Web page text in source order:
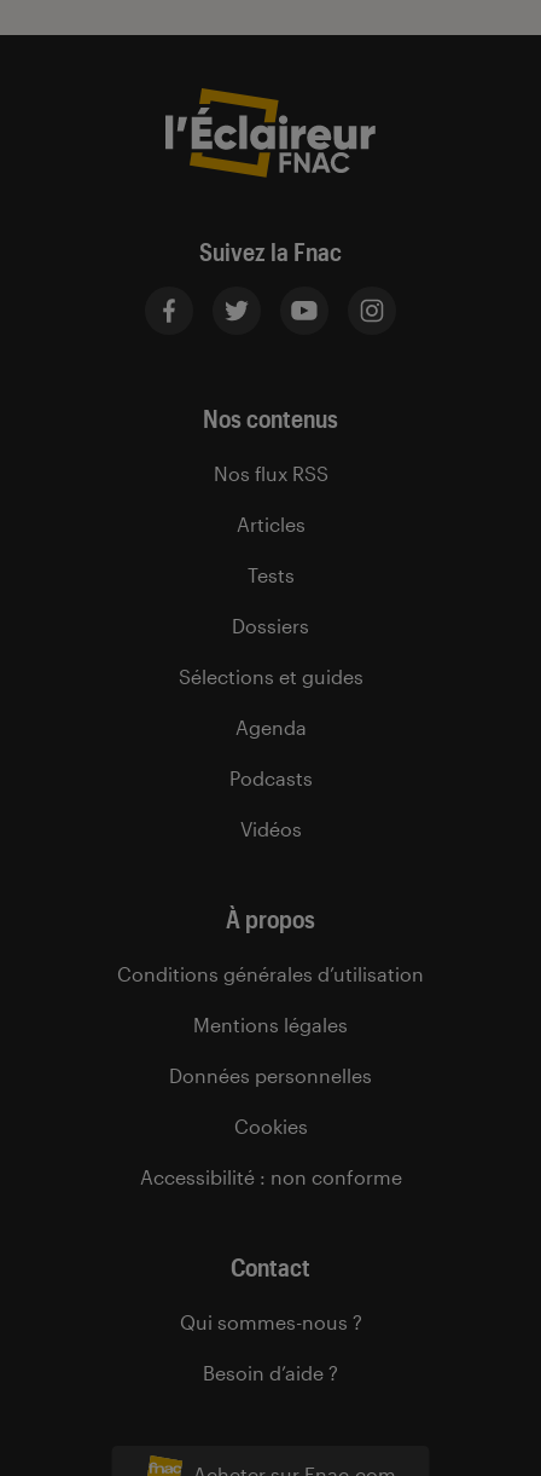
Suivez la Fnac
Nos contenus
Nos flux RSS
Articles
Tests
Dossiers
Sélections et guides
Agenda
Podcasts
Vidéos
À propos
Conditions générales d’utilisation
Mentions légales
Données personnelles
Cookies
Accessibilité : non conforme
Contact
Qui sommes-nous ?
Besoin d’aide ?